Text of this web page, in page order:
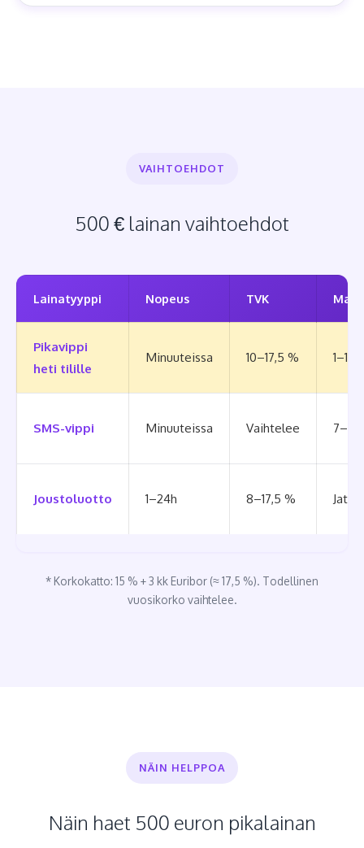
VAIHTOEHDOT
500 € lainan vaihtoehdot
Lainatyyppi Nopeus TVK
Pikavippi
heti tilille
Minuuteissa 10–17,5 % 1–12
SMS-vippi Minuuteissa Vaihtelee
Joustoluotto 1–24h 8–17,5 %
* Korkokatto: 15 % + 3 kk Euribor (≈ 17,5 %). Todellinen
vuosikorko vaihtelee.
NÄIN HELPPOA
Näin haet 500 euron pikalainan